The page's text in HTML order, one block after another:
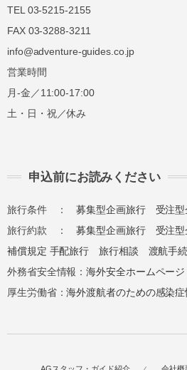
TEL 03-5215-2155
FAX 03-3288-3211
info@adventure-guides.co.jp
営業時間
月-金／11:00-17:00
土・日・祝／休み
申込前にお読みください
旅行条件 ：募集型企画旅行
受注
旅行約款 ：募集型企画旅行 受注
補償規定 手配旅行 旅行相談
渡航手続
外務省安全情報：海外安全ホームページ
厚生労働省：海外渡航者のための感染症
AGスタッフ・ガイド紹介 会社概